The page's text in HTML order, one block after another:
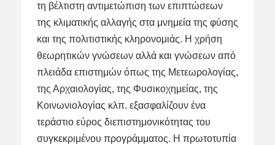
τη βέλτιστη αντιμετώπιση των επιπτώσεων
της κλιματικής αλλαγής στα μνημεία της φύσης
και της πολιτιστικής κληρονομιάς. Η χρήση
θεωρητικών γνώσεων αλλά και γνώσεων από
πλειάδα επιστημών όπως της Μετεωρολογίας,
της Αρχαιολογίας, της Φυσικοχημείας, της
Κοινωνιολογίας κλπ. εξασφαλίζουν ένα
τεράστιο εύρος διεπιστημονικότητας του
συγκεκριμένου προγράμματος. Η πρωτοτυπία